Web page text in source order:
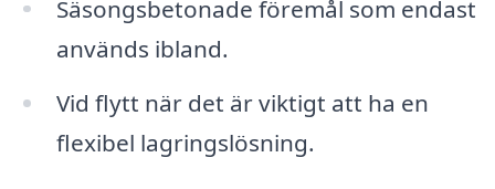
Säsongsbetonade föremål som endast
används ibland.
Vid flytt när det är viktigt att ha en
flexibel lagringslösning.